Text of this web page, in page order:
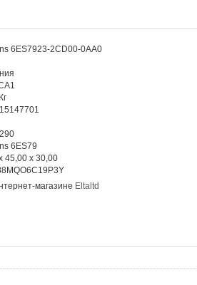
6ES7923-2CD00-0AA0
6ES79
45,00 x 30,00
магазине Eltaltd